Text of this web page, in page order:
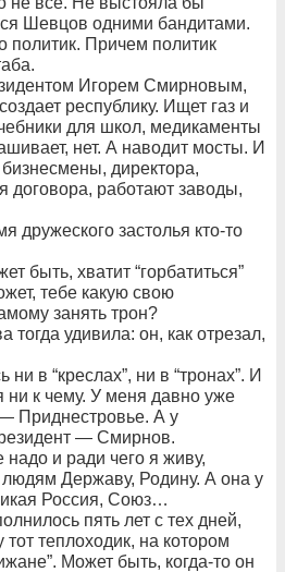
Шевцов одними бандитами.
Причем политик
Игорем Смирновым,
республику. Ищет газ и
для школ, медикаменты
нет. А наводит мосты. И
директора,
договора, работают заводы,
дружеского застолья кто-то
быть, хватит “горбатиться”
тебе какую свою
занять трон?
тогда удивила: он, как отрезал,
в “креслах”, ни в “тронах”. И
ни к чему. У меня давно уже
Приднестровье. А у
— Смирнов.
и ради чего я живу,
Державу, Родину. А она у
Россия, Союз…
пять лет с тех дней,
теплоходик, на котором
Может быть, когда-то он